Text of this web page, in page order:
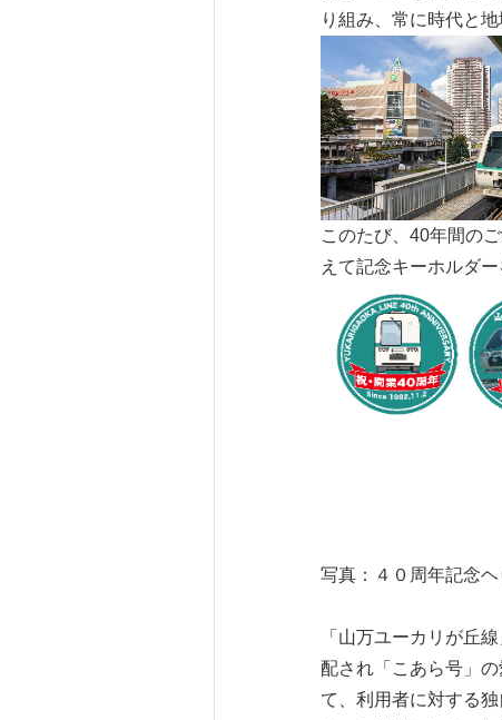
り組み、常に時代と
このたび、40年間の
えて記念キーホルダ
写真：４０周年記念ヘ
「山万ユーカリが丘
配され「こあら号」
て、利用者に対する